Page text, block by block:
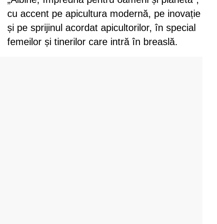
cu accent pe apicultura modernă, pe inovație
și pe sprijinul acordat apicultorilor, în special
femeilor și tinerilor care intră în breaslă.